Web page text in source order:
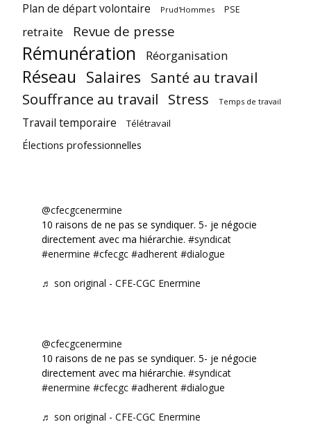
Plan de départ volontaire Prud'Hommes PSE
retraite Revue de presse
Rémunération Réorganisation
Réseau Salaires Santé au travail
Souffrance au travail Stress Temps de travail
Travail temporaire Télétravail
Élections professionnelles
@cfecgcenermine
10 raisons de ne pas se syndiquer. 5- je négocie
directement avec ma hiérarchie. #syndicat
#enermine #cfecgc #adherent #dialogue
♬ son original - CFE-CGC Enermine
@cfecgcenermine
10 raisons de ne pas se syndiquer. 5- je négocie
directement avec ma hiérarchie. #syndicat
#enermine #cfecgc #adherent #dialogue
♬ son original - CFE-CGC Enermine